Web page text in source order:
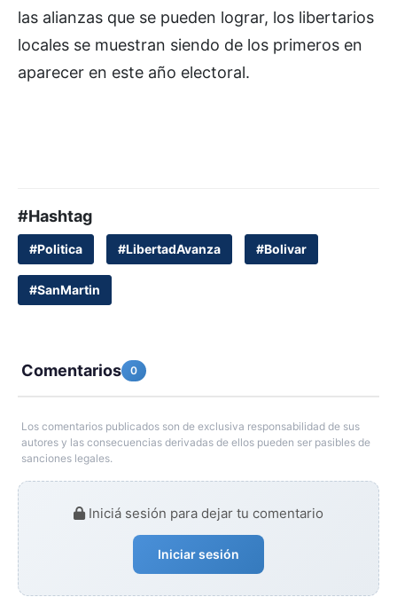
las alianzas que se pueden lograr, los libertarios
locales se muestran siendo de los primeros en
aparecer en este año electoral.
#Hashtag
#Politica #LibertadAvanza #Bolivar
#SanMartin
Comentarios 0
Los comentarios publicados son de exclusiva responsabilidad de sus
autores y las consecuencias derivadas de ellos pueden ser pasibles de
sanciones legales.
Iniciá sesión para dejar tu comentario
Iniciar sesión